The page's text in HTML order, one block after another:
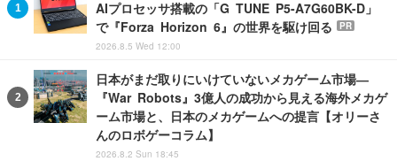
AIプロセッサ搭載の「G TUNE P5-A7G60BK-D」
で『Forza Horizon 6』の世界を駆け回る
PR
2026.8.5 Wed 12:00
日本がまだ取りにいけていないメカゲーム市場―
『War Robots』3億人の成功から見える海外メカゲ
ーム市場と、日本のメカゲームへの提言【オリーさ
んのロボゲーコラム】
2026.8.2 Sun 18:45